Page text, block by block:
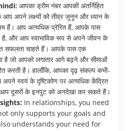
आपका ड्रीम नंबर आपकी अंतर्निहित
आप अपने लक्ष्यों को तीव्र जुनून और ध्यान के
हैं। आप अत्यधिक प्रेरित हैं, आपके पास
है, और आप स्वाभाविक रूप से अपने जीवन के
सफलता चाहते हैं। आपके पास एक
है जो आपको लगातार आगे बढ़ने और सीमाओं
करती है। हालाँकि, आपका दृढ़ संकल्प कभी-
स्वयं के दृष्टिकोण पर अत्यधिक केंद्रित
दूसरों के इनपुट को अनदेखा कर सकते हैं।
In relationships, you need
only supports your goals and
understands your need for